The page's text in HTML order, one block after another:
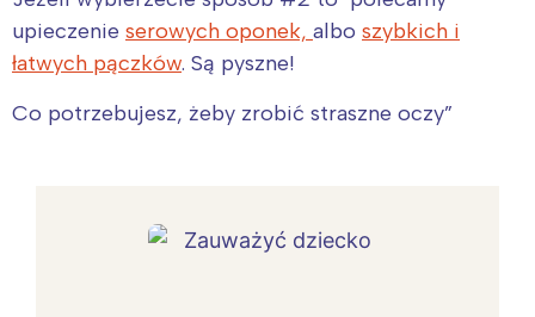
upieczenie serowych oponek, albo szybkich i
łatwych pączków. Są pyszne!
Co potrzebujesz, żeby zrobić straszne oczy”